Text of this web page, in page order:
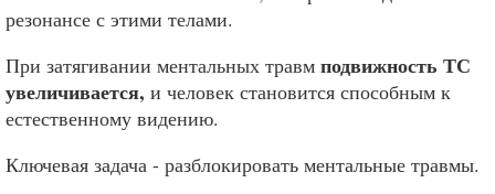
резонансе с этими телами.
При затягивании ментальных травм подвижность ТС
увеличивается, и человек становится способным к
естественному видению.
Ключевая задача - разблокировать ментальные травмы.